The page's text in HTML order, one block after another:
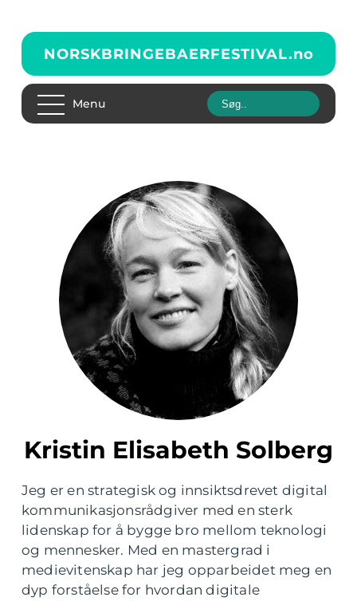
NORSKBRINGEBAERFESTIVAL.no
Menu
Kristin Elisabeth Solberg
Jeg er en strategisk og innsiktsdrevet digital
kommunikasjonsrådgiver med en sterk
lidenskap for å bygge bro mellom teknologi
og mennesker. Med en mastergrad i
medievitenskap har jeg opparbeidet meg en
dyp forståelse for hvordan digitale